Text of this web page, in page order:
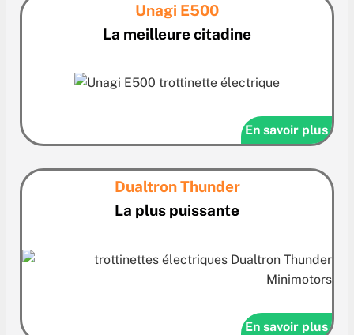
Unagi E500
La meilleure citadine
En savoir plus
Dualtron Thunder
La plus puissante
En savoir plus